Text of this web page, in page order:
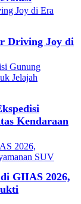
Driving Joy di
Kendaraan
GIIAS 2026,